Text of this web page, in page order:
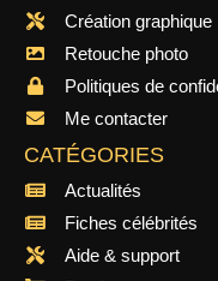
Création graphique
Retouche photo
Politiques de
Me contacter
CATÉGORIES
Actualités
Fiches célébrités
Aide & support